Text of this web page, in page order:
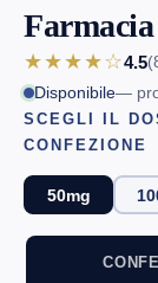
★★★★☆4.5
Disponibile—
SCEGLI IL
CONFEZIONE
50mg